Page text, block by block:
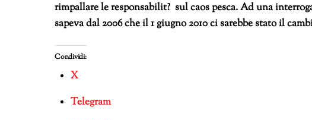
rimpallare le responsabilit? sul caos pesca. Ad una
sapeva dal 2006 che il 1 giugno 2010 ci sarebbe stato il
Condividi:
X
Telegram